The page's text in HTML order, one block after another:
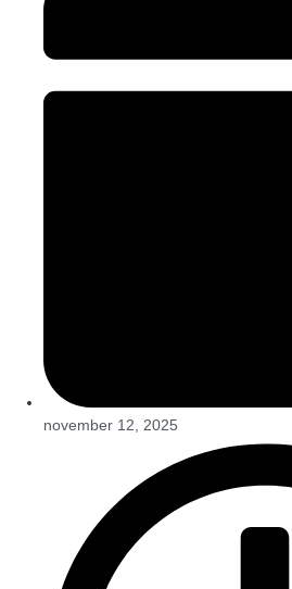
november 12, 2025